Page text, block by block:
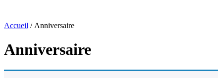
Accueil / Anniversaire
Anniversaire